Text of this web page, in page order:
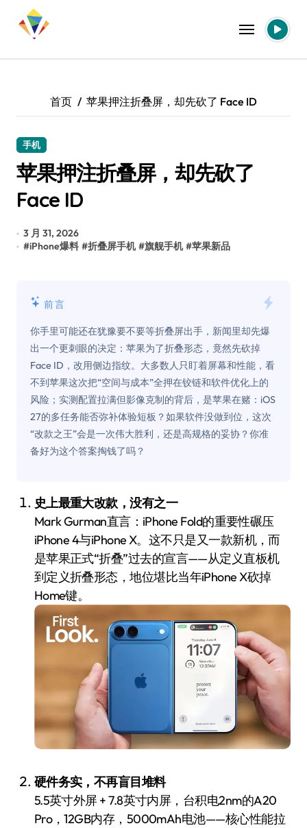
首页 苹果押注折叠屏，却先砍了 Face ID
手机
苹果押注折叠屏，却先砍了
Face ID
3 月 31, 2026
#iPhone爆料 #折叠屏手机 #旗舰手机 #苹果新品
前言
你手里可能还在犹豫要不要等折叠屏出手，新闻里却先爆
出一个更刺眼的决定：苹果为了折叠形态，竟然先砍掉
Face ID，改用侧边指纹。大多数人只盯着屏幕和性能，看
不到苹果这次把“空间与成本”全押在铰链和软件优化上的
风险；实测配置拉满但影像克制的背后，是苹果在赌：iOS
27的多任务能否弥补体验短板？如果软件没做到位，这次
“改款之王”会是一次伟大胜利，还是高规格的妥协？你准
备好为这个答案掏钱了吗？
史上最重大改款，没有之一
Mark Gurman直言：iPhone Fold的重要性碾压
iPhone 4与iPhone X。这不只是又一款新机，而
是苹果正式“折叠”过去的宣言——从定义直板机
到定义折叠形态，地位堪比当年iPhone X砍掉
Home键。
硬件务实，不再盲目堆料
5.5英寸外屏 + 7.8英寸内屏，台积电2nm的A20
Pro，12GB内存，5000mAh电池——核心性能拉